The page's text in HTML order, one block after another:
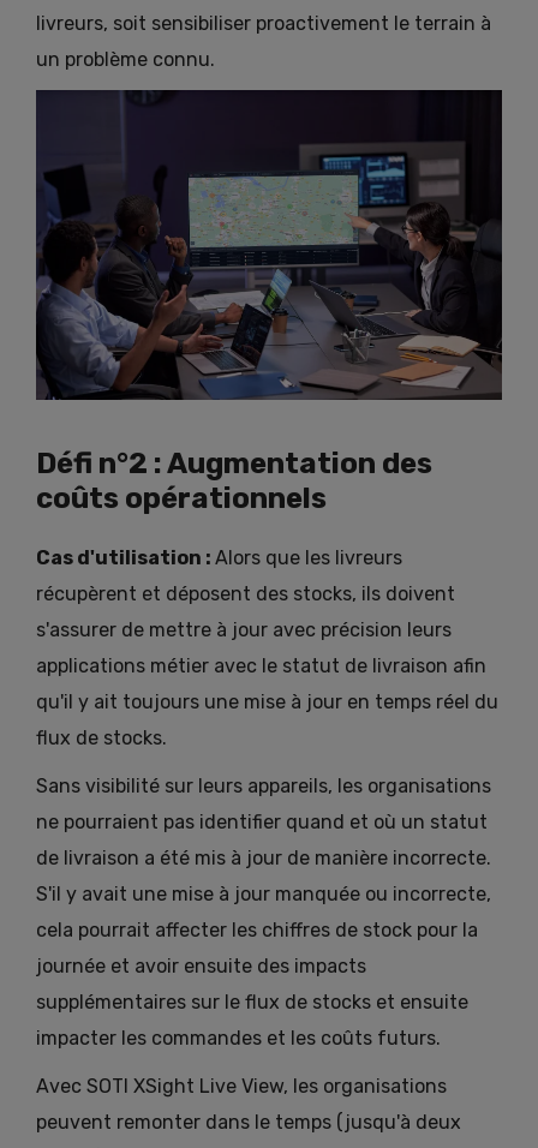
livreurs, soit sensibiliser proactivement le terrain à
un problème connu.
Défi n°2 : Augmentation des
coûts opérationnels
Cas d'utilisation : Alors que les livreurs
récupèrent et déposent des stocks, ils doivent
s'assurer de mettre à jour avec précision leurs
applications métier avec le statut de livraison afin
qu'il y ait toujours une mise à jour en temps réel du
flux de stocks.
Sans visibilité sur leurs appareils, les organisations
ne pourraient pas identifier quand et où un statut
de livraison a été mis à jour de manière incorrecte.
S'il y avait une mise à jour manquée ou incorrecte,
cela pourrait affecter les chiffres de stock pour la
journée et avoir ensuite des impacts
supplémentaires sur le flux de stocks et ensuite
impacter les commandes et les coûts futurs.
Avec SOTI XSight Live View, les organisations
peuvent remonter dans le temps (jusqu'à deux